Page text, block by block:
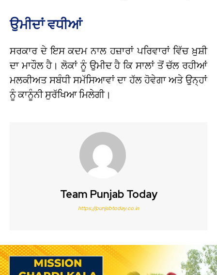
ਉਮੀਦਾਂ ਵਧੀਆਂ
ਸਰਕਾਰ ਦੇ ਇਸ ਕਦਮ ਨਾਲ ਹਜ਼ਾਰਾਂ ਪਰਿਵਾਰਾਂ ਵਿੱਚ ਖ਼ੁਸ਼ੀ
ਦਾ ਮਾਹੌਲ ਹੈ। ਲੋਕਾਂ ਨੂੰ ਉਮੀਦ ਹੈ ਕਿ ਸਾਲਾਂ ਤੋਂ ਚੱਲ ਰਹੀਆਂ
ਮਲਕੀਅਤ ਸਬੰਧੀ ਸਮੱਸਿਆਵਾਂ ਦਾ ਹੱਲ ਹੋਵੇਗਾ ਅਤੇ ਉਨ੍ਹਾਂ
ਨੂੰ ਕਾਨੂੰਨੀ ਸੁਰੱਖਿਆ ਮਿਲੇਗੀ।
Team Punjab Today
https://punjabtoday.co.in